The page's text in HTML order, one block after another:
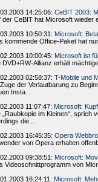
14:25:06:CeBIT 2003:
der CeBIT hat Microsoft wieder
10:50:31: Microsoft:
kommende Office-Paket hat
10:00:45: Microsoft ist
DVD+RW-Allianz erhält
02:58:37:T-Mobile und
Zuge der Verlautbarung zu
Insta...
11:07:47: Microsoft:
„Raubkopie im Kleinen“,
die...
16:45:35:Opera
von Opera erhalten
09:38:51: Microsoft:
Videoschnittprogramm von
16:24:11: Microsoft: